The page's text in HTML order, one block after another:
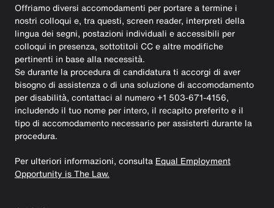
Offriamo diversi accomodamenti per portare a termine i
nostri colloqui e, tra questi, screen reader, interpreti della
lingua dei segni, postazioni individuali e accessibili per
colloqui in presenza, sottotitoli CC e altre modifiche
pertinenti in base alla necessità.
Se durante la procedura di candidatura ti accorgi di aver
bisogno di assistenza o di una soluzione di accomodamento
per disabilità, contattaci al numero +1 503-671-4156,
includendo il tuo nome per intero, il recapito preferito e il
tipo di accomodamento necessario per assisterti durante la
procedura.
Per ulteriori informazioni, consulta Equal Employment
Opportunity is The Law.